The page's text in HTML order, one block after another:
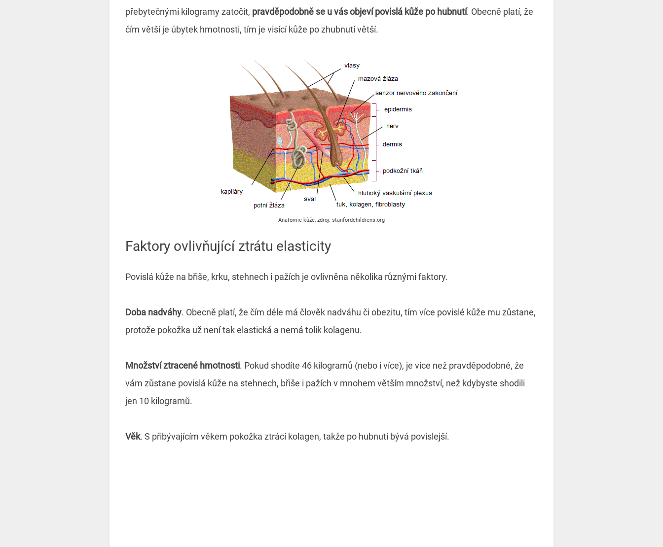
přebytečnými kilogramy zatočit, pravděpodobně se u vás objeví povislá kůže po hubnutí. Obecně platí, že
čím větší je úbytek hmotnosti, tím je visící kůže po zhubnutí větší.
Anatomie kůže, zdroj: stanfordchildrens.org
Faktory ovlivňující ztrátu elasticity
Povislá kůže na břiše, krku, stehnech i pažích je ovlivněna několika různými faktory.
Doba nadváhy. Obecně platí, že čím déle má člověk nadváhu či obezitu, tím více povislé kůže mu zůstane,
protože pokožka už není tak elastická a nemá tolik kolagenu.
Množství ztracené hmotnosti. Pokud shodíte 46 kilogramů (nebo i více), je více než pravděpodobné, že
vám zůstane povislá kůže na stehnech, břiše i pažích v mnohem větším množství, než kdybyste shodili
jen 10 kilogramů.
Věk. S přibývajícím věkem pokožka ztrácí kolagen, takže po hubnutí bývá povislejší.